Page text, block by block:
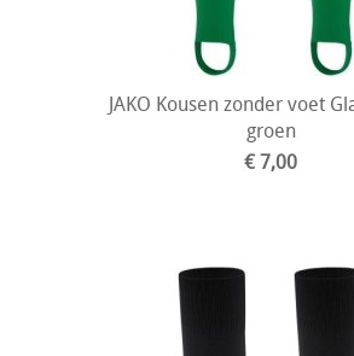
JAKO Kousen zonder voet
groen
€ 7,00